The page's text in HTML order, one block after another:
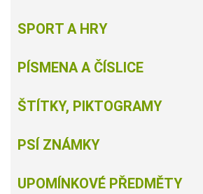
SPORT A HRY
PÍSMENA A ČÍSLICE
ŠTÍTKY, PIKTOGRAMY
PSÍ ZNÁMKY
UPOMÍNKOVÉ PŘEDMĚTY